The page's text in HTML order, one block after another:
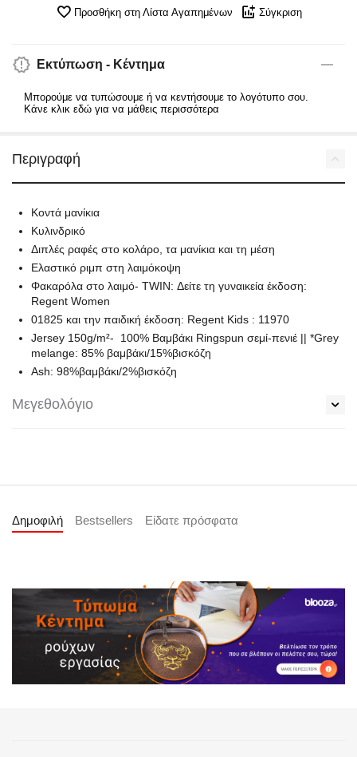
Προσθήκη στη Λίστα Αγαπημένων Σύγκριση
Εκτύπωση - Κέντημα
Μπορούμε να τυπώσουμε ή να κεντήσουμε το λογότυπο σου.
Κάνε κλικ εδώ για να μάθεις περισσότερα
Περιγραφή
Κοντά μανίκια
Κυλινδρικό
Διπλές ραφές στο κολάρο, τα μανίκια και τη μέση
Ελαστικό ριμπ στη λαιμόκοψη
Φακαρόλα στο λαιμό- TWIN: Δείτε τη γυναικεία έκδοση:
Regent Women
01825 και την παιδική έκδοση: Regent Kids : 11970
Jersey 150g/m²- 100% Βαμβάκι Ringspun σεμί-πενιέ || *Grey
melange: 85% βαμβάκι/15%βισκόζη
Ash: 98%βαμβάκι/2%βισκόζη
Μεγεθολόγιο
Δημοφιλή Bestsellers Είδατε πρόσφατα